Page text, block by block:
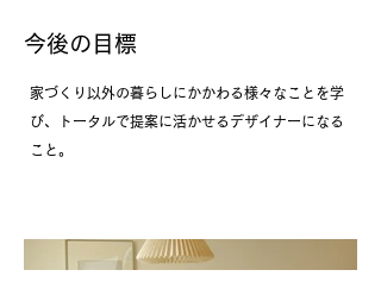
今後の目標
家づくり以外の暮らしにかかわる様々なことを学
び、トータルで提案に活かせるデザイナーになる
こと。